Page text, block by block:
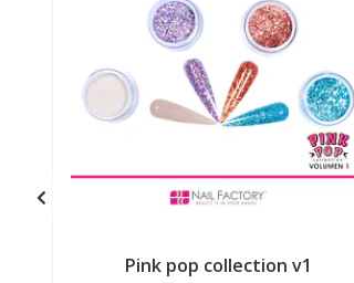
Pink pop collection v1